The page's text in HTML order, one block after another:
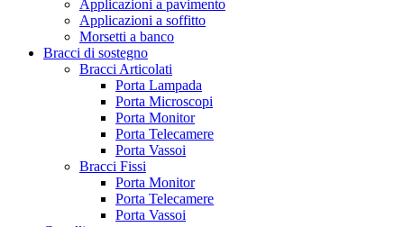
Applicazioni a pavimento
Applicazioni a soffitto
Morsetti a banco
Bracci di sostegno
Bracci Articolati
Porta Lampada
Porta Microscopi
Porta Monitor
Porta Telecamere
Porta Vassoi
Bracci Fissi
Porta Monitor
Porta Telecamere
Porta Vassoi